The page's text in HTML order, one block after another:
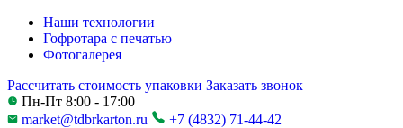
Наши технологии
Гофротара с печатью
Фотогалерея
Рассчитать стоимость упаковки Заказать звонок
Пн-Пт 8:00 - 17:00
market@tdbrkarton.ru
+7 (4832) 71-44-42